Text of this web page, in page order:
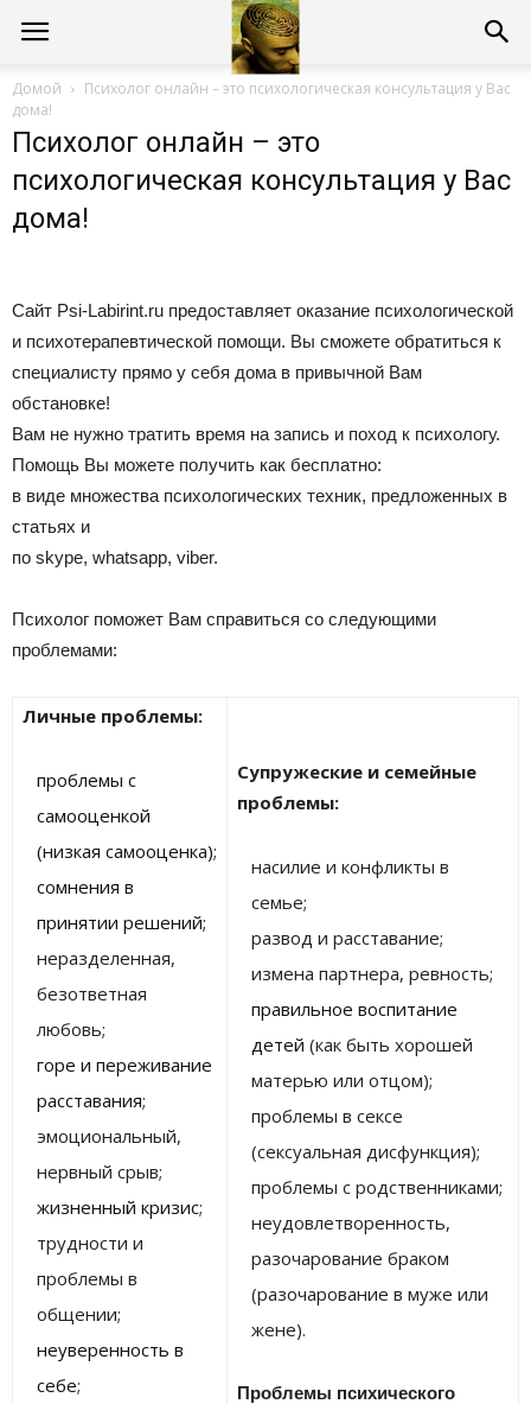
Консультации
психолога
онлайн
Домой
Психолог онлайн – это психологическая консультация у Вас
дома!
Психолог онлайн – это
психологическая консультация у Вас
дома!
Сайт Psi-Labirint.ru предоставляет оказание психологической
и психотерапевтической помощи. Вы сможете обратиться к
специалисту прямо у себя дома в привычной Вам
обстановке!
Вам не нужно тратить время на запись и поход к психологу.
Помощь Вы можете получить как бесплатно:
в виде множества психологических техник, предложенных в
статьях и
по skype, whatsapp, viber.
Психолог поможет Вам справиться со следующими
проблемами:
Личные проблемы:
проблемы с
самооценкой
(низкая самооценка);
сомнения в
принятии решений;
неразделенная,
безответная
любовь;
горе и переживание
расставания;
эмоциональный,
нервный срыв;
жизненный кризис;
трудности и
проблемы в
общении;
неуверенность в
себе;
Супружеские и семейные
проблемы:
насилие и конфликты в
семье;
развод и расставание;
измена партнера, ревность;
правильное воспитание
детей (как быть хорошей
матерью или отцом);
проблемы в сексе
(сексуальная дисфункция);
проблемы с родственниками;
неудовлетворенность,
разочарование браком
(разочарование в муже или
жене).
Проблемы психического